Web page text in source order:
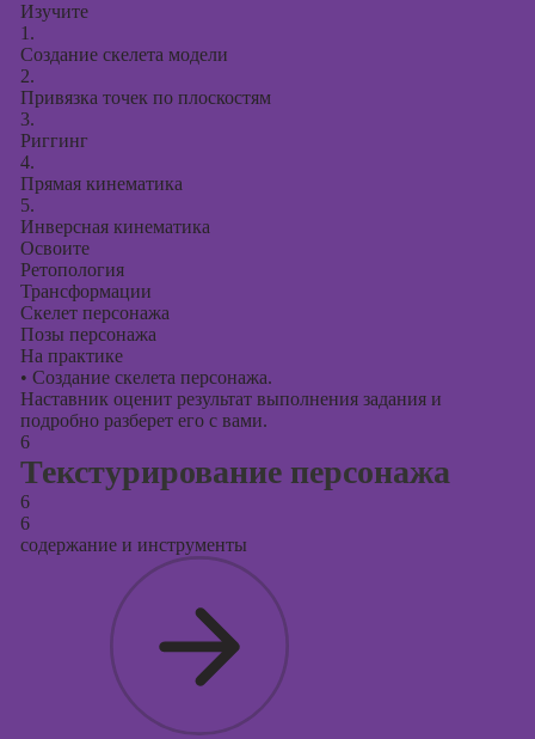
Изучите
1.
Создание скелета модели
2.
Привязка точек по плоскостям
3.
Риггинг
4.
Прямая кинематика
5.
Инверсная кинематика
Освоите
Ретопология
Трансформации
Скелет персонажа
Позы персонажа
На практике
• Создание скелета персонажа.
Наставник оценит результат выполнения задания и
подробно разберет его с вами.
6
Текстурирование персонажа
6
6
содержание и инструменты